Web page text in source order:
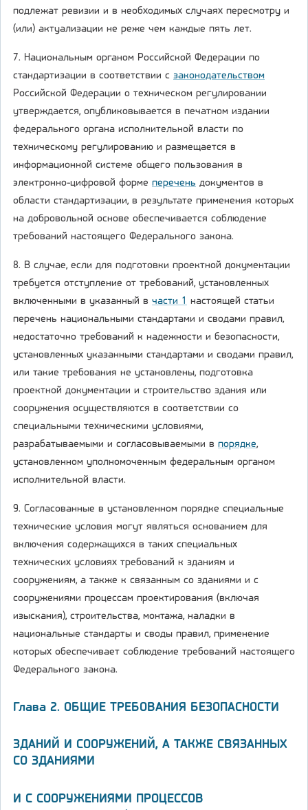
подлежат ревизии и в необходимых случаях пересмотру и
(или) актуализации не реже чем каждые пять лет.
7. Национальным органом Российской Федерации по
стандартизации в соответствии с законодательством
Российской Федерации о техническом регулировании
утверждается, опубликовывается в печатном издании
федерального органа исполнительной власти по
техническому регулированию и размещается в
информационной системе общего пользования в
электронно-цифровой форме перечень документов в
области стандартизации, в результате применения которых
на добровольной основе обеспечивается соблюдение
требований настоящего Федерального закона.
8. В случае, если для подготовки проектной документации
требуется отступление от требований, установленных
включенными в указанный в части 1 настоящей статьи
перечень национальными стандартами и сводами правил,
недостаточно требований к надежности и безопасности,
установленных указанными стандартами и сводами правил,
или такие требования не установлены, подготовка
проектной документации и строительство здания или
сооружения осуществляются в соответствии со
специальными техническими условиями,
разрабатываемыми и согласовываемыми в порядке,
установленном уполномоченным федеральным органом
исполнительной власти.
9. Согласованные в установленном порядке специальные
технические условия могут являться основанием для
включения содержащихся в таких специальных
технических условиях требований к зданиям и
сооружениям, а также к связанным со зданиями и с
сооружениями процессам проектирования (включая
изыскания), строительства, монтажа, наладки в
национальные стандарты и своды правил, применение
которых обеспечивает соблюдение требований настоящего
Федерального закона.
Глава 2. ОБЩИЕ ТРЕБОВАНИЯ БЕЗОПАСНОСТИ
ЗДАНИЙ И СООРУЖЕНИЙ, А ТАКЖЕ СВЯЗАННЫХ
СО ЗДАНИЯМИ
И С СООРУЖЕНИЯМИ ПРОЦЕССОВ